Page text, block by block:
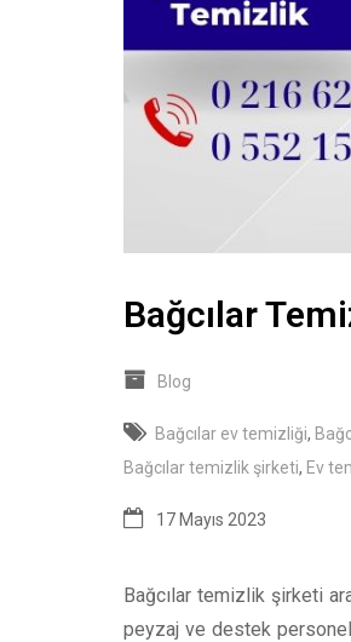
Bağcılar
Blog
Bağcılar ev temizliği,
Bağcılar temizlik şirketi, Ev
17 Mayıs 2023
Bağcılar temizlik şirketi
peyzaj ve destek